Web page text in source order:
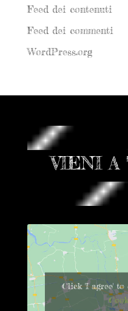
Feed dei contenuti
Feed dei commenti
WordPress.org
VIENI A
Click 'I agree' to